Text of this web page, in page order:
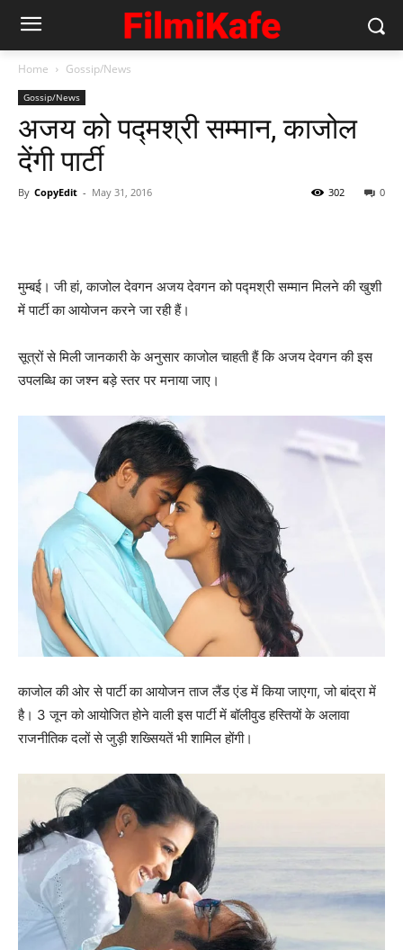
Home Gossip/News
Gossip/News
अजय को पद्मश्री सम्‍मान, काजोल
देंगी पार्टी
By CopyEdit - May 31, 2016 0
302
मुम्‍बई। जी हां, काजोल देवगन अजय देवगन को पद्मश्री सम्‍मान मिलने की खुशी
में पार्टी का आयोजन करने जा रही हैं।
सूत्रों से मिली जानकारी के अनुसार काजोल चाहती हैं कि अजय देवगन की इस
उपलब्‍धि का जश्‍न बड़े स्‍तर पर मनाया जाए।
काजोल की ओर से पार्टी का आयोजन ताज लैंड एंड में किया जाएगा, जो बांद्रा में
है। 3 जून को आयोजित होने वाली इस पार्टी में बॉलीवुड हस्‍तियों के अलावा
राजनीतिक दलों से जुड़ी शख्‍सियतें भी शामिल होंगी।